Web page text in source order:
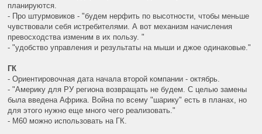
планируются.
- Про штурмовиков - "будем нерфить по высотности, чтобы меньше
чувствовали себя истребителями. А вот механизм начисления
превосходства изменим в их пользу. "
- "удобство управления и результаты на мыши и джое одинаковые."
ГК
- Ориентировочная дата начала второй компании - октябрь.
- "Америку для РУ региона возвращать не будем. С целью замены
была введена Африка. Война по всему "шарику" есть в планах, но
для этого нужно еще много чего реализовать."
- M60 можно использовать на ГК.